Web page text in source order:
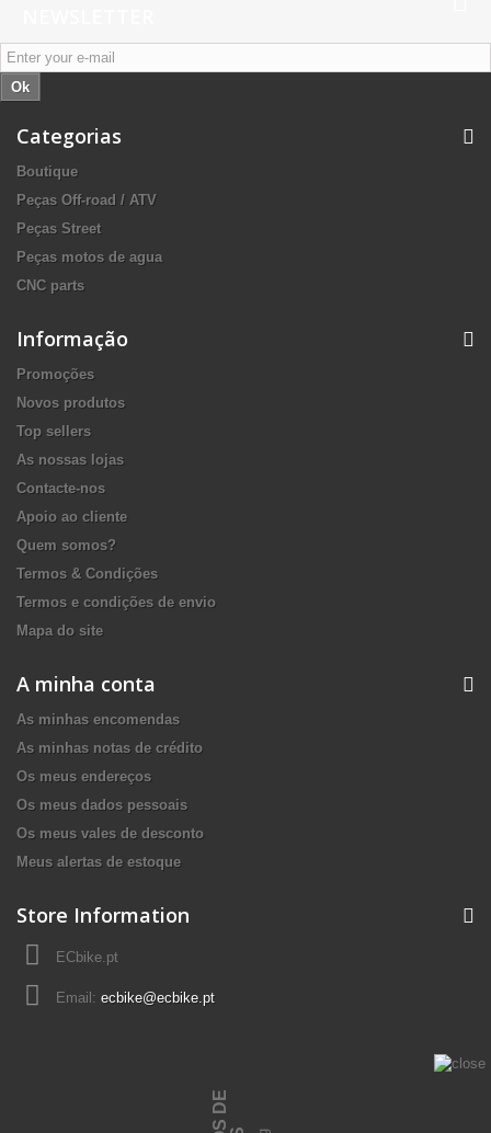
Ok
Categorias
Boutique
Peças Off-road / ATV
Peças Street
Peças motos de agua
CNC parts
Informação
Promoções
Novos produtos
Top sellers
As nossas lojas
Contacte-nos
Apoio ao cliente
Quem somos?
Termos & Condições
Termos e condições de envio
Mapa do site
A minha conta
As minhas encomendas
As minhas notas de crédito
Os meus endereços
Os meus dados pessoais
Os meus vales de desconto
Meus alertas de estoque
Store Information
ECbike.pt
Email: ecbike@ecbike.pt